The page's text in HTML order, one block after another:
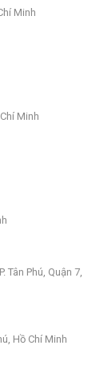
Minh
Minh
Tân Phú, Quận 7,
Hồ Chí Minh